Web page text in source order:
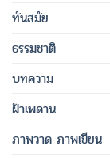
ทันสมัย
ธรรมชาติ
บทความ
ฝ้าเพดาน
ภาพวาด ภาพเขียน